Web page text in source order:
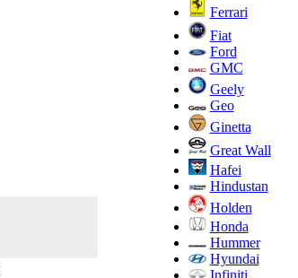
Ferrari
Fiat
Ford
GMC
Geely
Geo
Ginetta
Great Wall
Hafei
Hindustan
Holden
Honda
Hummer
Hyundai
Infiniti